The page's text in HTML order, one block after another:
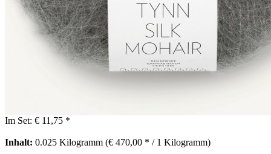
Im Set: € 11,75 *
Inhalt: 0.025 Kilogramm (€ 470,00 * / 1 Kilogramm)